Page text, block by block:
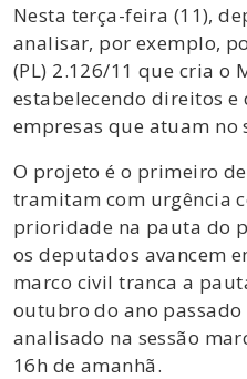
Nesta terça-feira (11),
analisar, por exemplo,
(PL) 2.126/11 que cria o
estabelecendo direitos e
empresas que atuam no
O projeto é o primeiro
tramitam com urgência
prioridade na pauta do
os deputados avancem
marco civil tranca a
outubro do ano
analisado na sessão
16h de amanhã.